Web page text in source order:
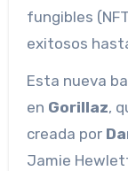
fungibles
exitosos
Esta nueva
en Gorillaz,
creada por
Jamie